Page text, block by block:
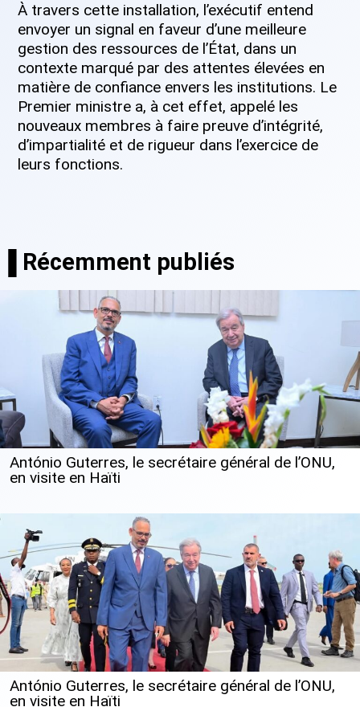
À travers cette installation, l’exécutif entend
envoyer un signal en faveur d’une meilleure
gestion des ressources de l’État, dans un
contexte marqué par des attentes élevées en
matière de confiance envers les institutions. Le
Premier ministre a, à cet effet, appelé les
nouveaux membres à faire preuve d’intégrité,
d’impartialité et de rigueur dans l’exercice de
leurs fonctions.
▐ Récemment publiés
António Guterres, le secrétaire général de l’ONU,
en visite en Haïti
António Guterres, le secrétaire général de l’ONU,
en visite en Haïti